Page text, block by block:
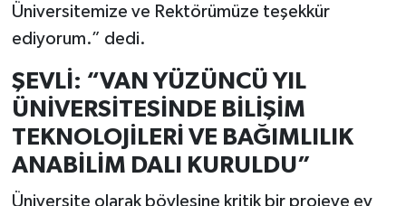
Üniversitemize ve Rektörümüze teşekkür
ediyorum.” dedi.
ŞEVLİ: “VAN YÜZÜNCÜ YIL
ÜNİVERSİTESİNDE BİLİŞİM
TEKNOLOJİLERİ VE BAĞIMLILIK
ANABİLİM DALI KURULDU”
Üniversite olarak böylesine kritik bir projeye ev